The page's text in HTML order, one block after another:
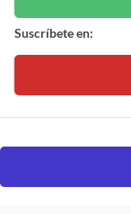
Suscríbete en: